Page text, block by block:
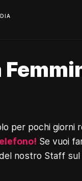
per pochi
Se vuoi
nostro Staff